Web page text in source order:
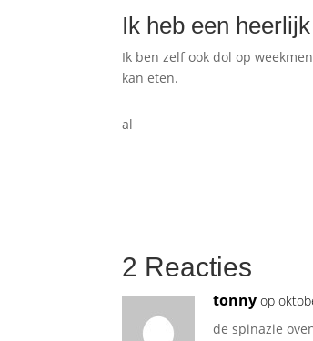
Ik heb een
Ik ben zelf ook dol op
kan eten.
al
2 Reacties
tonny op
de spinazie